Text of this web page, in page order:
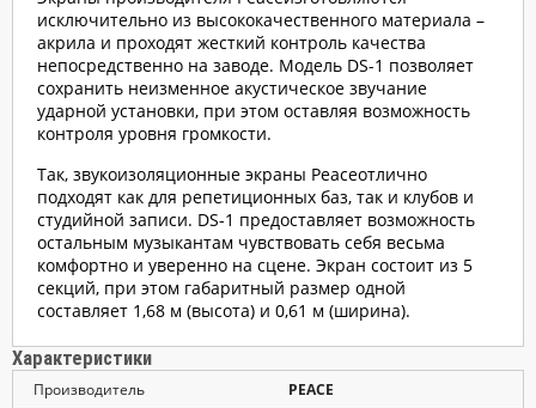
исключительно из высококачественного материала –
акрила и проходят жесткий контроль качества
непосредственно на заводе. Модель DS-1 позволяет
сохранить неизменное акустическое звучание
ударной установки, при этом оставляя возможность
контроля уровня громкости.
Так, звукоизоляционные экраны Peaceотлично
подходят как для репетиционных баз, так и клубов и
студийной записи. DS-1 предоставляет возможность
остальным музыкантам чувствовать себя весьма
комфортно и уверенно на сцене. Экран состоит из 5
секций, при этом габаритный размер одной
составляет 1,68 м (высота) и 0,61 м (ширина).
Характеристики
Производитель PEACE